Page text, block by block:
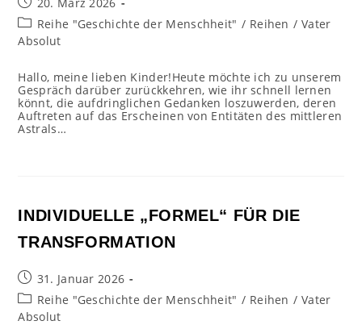
veröffentlicht:
Beitrags-
Kategorie:
Reihe "Geschichte der Menschheit" / Reihen / Vater
Absolut
Hallo, meine lieben Kinder!Heute möchte ich zu unserem
Gespräch darüber zurückkehren, wie ihr schnell lernen
könnt, die aufdringlichen Gedanken loszuwerden, deren
Auftreten auf das Erscheinen von Entitäten des mittleren
Astrals…
INDIVIDUELLE „FORMEL“ FÜR DIE
TRANSFORMATION
Beitrag
veröffentlicht:
31. Januar 2026
Beitrags-
Kategorie:
Reihe "Geschichte der Menschheit" / Reihen / Vater
Absolut